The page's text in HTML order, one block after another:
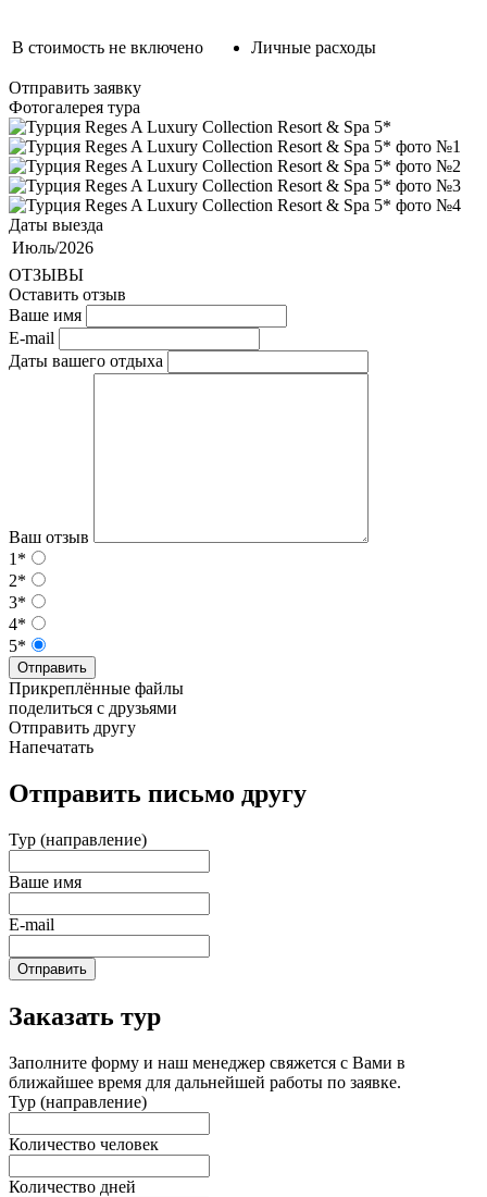
В стоимость не включено Личные расходы
Отправить заявку
Фотогалерея тура
Даты выезда
Июль/2026
ОТЗЫВЫ
Оставить отзыв
Ваше имя
E-mail
Даты вашего отдыха
Ваш отзыв
1*
2*
3*
4*
5*
Отправить
Прикреплённые файлы
поделиться с друзьями
Отправить другу
Напечатать
Отправить письмо другу
Тур (направление)
Ваше имя
E-mail
Отправить
Заказать тур
Заполните форму и наш менеджер свяжется с Вами в
ближайшее время для дальнейшей работы по заявке.
Тур (направление)
Количество человек
Количество дней